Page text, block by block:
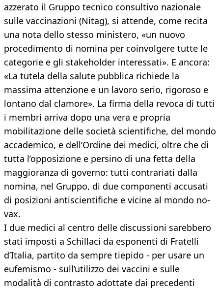
azzerato il Gruppo tecnico consultivo nazionale
sulle vaccinazioni (Nitag), si attende, come recita
una nota dello stesso ministero, «un nuovo
procedimento di nomina per coinvolgere tutte le
categorie e gli stakeholder interessati». E ancora:
«La tutela della salute pubblica richiede la
massima attenzione e un lavoro serio, rigoroso e
lontano dal clamore». La firma della revoca di tutti
i membri arriva dopo una vera e propria
mobilitazione delle società scientifiche, del mondo
accademico, e dell’Ordine dei medici, oltre che di
tutta l’opposizione e persino di una fetta della
maggioranza di governo: tutti contrariati dalla
nomina, nel Gruppo, di due componenti accusati
di posizioni antiscientifiche e vicine al mondo no-
vax.
I due medici al centro delle discussioni sarebbero
stati imposti a Schillaci da esponenti di Fratelli
d’Italia, partito da sempre tiepido - per usare un
eufemismo - sull’utilizzo dei vaccini e sulle
modalità di contrasto adottate dai precedenti